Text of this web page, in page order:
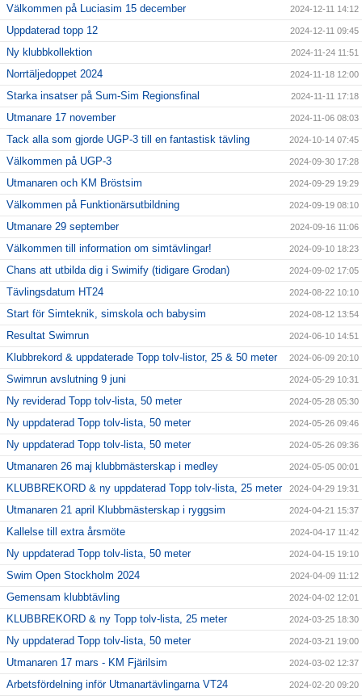
Välkommen på Luciasim 15 december 2024-12-11 14:12
Uppdaterad topp 12 2024-12-11 09:45
Ny klubbkollektion 2024-11-24 11:51
Norrtäljedoppet 2024 2024-11-18 12:00
Starka insatser på Sum-Sim Regionsfinal 2024-11-11 17:18
Utmanare 17 november 2024-11-06 08:03
Tack alla som gjorde UGP-3 till en fantastisk tävling 2024-10-14 07:45
Välkommen på UGP-3 2024-09-30 17:28
Utmanaren och KM Bröstsim 2024-09-29 19:29
Välkommen på Funktionärsutbildning 2024-09-19 08:10
Utmanare 29 september 2024-09-16 11:06
Välkommen till information om simtävlingar! 2024-09-10 18:23
Chans att utbilda dig i Swimify (tidigare Grodan) 2024-09-02 17:05
Tävlingsdatum HT24 2024-08-22 10:10
Start för Simteknik, simskola och babysim 2024-08-12 13:54
Resultat Swimrun 2024-06-10 14:51
Klubbrekord & uppdaterade Topp tolv-listor, 25 & 50 meter 2024-06-09 20:10
Swimrun avslutning 9 juni 2024-05-29 10:31
Ny reviderad Topp tolv-lista, 50 meter 2024-05-28 05:30
Ny uppdaterad Topp tolv-lista, 50 meter 2024-05-26 09:46
Ny uppdaterad Topp tolv-lista, 50 meter 2024-05-26 09:36
Utmanaren 26 maj klubbmästerskap i medley 2024-05-05 00:01
KLUBBREKORD & ny uppdaterad Topp tolv-lista, 25 meter 2024-04-29 19:31
Utmanaren 21 april Klubbmästerskap i ryggsim 2024-04-21 15:37
Kallelse till extra årsmöte 2024-04-17 11:42
Ny uppdaterad Topp tolv-lista, 50 meter 2024-04-15 19:10
Swim Open Stockholm 2024 2024-04-09 11:12
Gemensam klubbtävling 2024-04-02 12:01
KLUBBREKORD & ny Topp tolv-lista, 25 meter 2024-03-25 18:30
Ny uppdaterad Topp tolv-lista, 50 meter 2024-03-21 19:00
Utmanaren 17 mars - KM Fjärilsim 2024-03-02 12:37
Arbetsfördelning inför Utmanartävlingarna VT24 2024-02-20 09:20